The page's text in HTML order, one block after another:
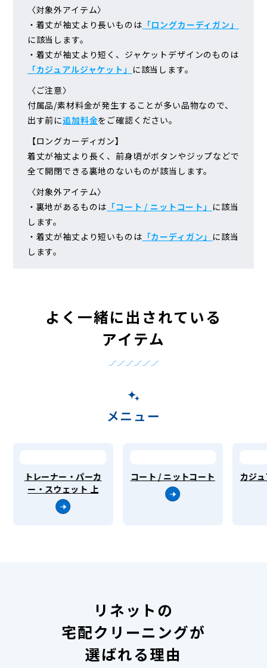
〈対象外アイテム〉
・着丈が袖丈より長いものは 「ロングカーディガン」
に該当します。
・着丈が袖丈より短く、ジャケットデザインのものは
「カジュアルジャケット」 に該当します。
〈ご注意〉
付属品/素材料金が発生することが多い品物なので、
出す前に追加料金をご確認ください。
【ロングカーディガン】
着丈が袖丈より長く、前身頃がボタンやジップなどで
全て開閉できる裏地のないものが該当します。
〈対象外アイテム〉
・裏地があるものは 「コート / ニットコート」 に該当
します。
・着丈が袖丈より短いものは 「カーディガン」 に該当
します。
よく一緒に出されている
アイテム
メニュー
トレーナー・パーカ
ー・スウェット 上
コート / ニットコート カジ
リネットの
宅配クリーニングが
選ばれる理由